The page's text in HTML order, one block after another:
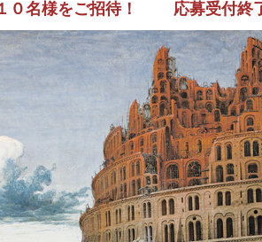
０名様をご招待！ 応募受付終